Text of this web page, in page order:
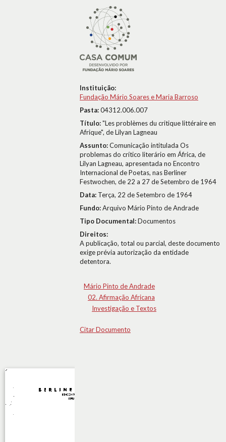
Instituição:
Fundação Mário Soares e Maria Barroso
Pasta:04312.006.007
Título:"Les problèmes du critique littéraire en
Afrique", de Lilyan Lagneau
Assunto:Comunicação intitulada Os
problemas do crítico literário em África, de
Lilyan Lagneau, apresentada no Encontro
Internacional de Poetas, nas Berliner
Festwochen, de 22 a 27 de Setembro de 1964
Data: Terça, 22 de Setembro de 1964
Fundo:Arquivo Mário Pinto de Andrade
Tipo Documental:Documentos
Direitos:
A publicação, total ou parcial, deste documento
exige prévia autorização da entidade
detentora.
Mário Pinto de Andrade
02. Afirmação Africana
Investigação e Textos
Citar Documento